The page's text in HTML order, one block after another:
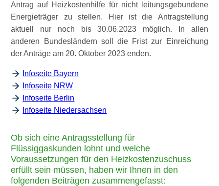
Antrag auf Heizkostenhilfe für nicht leitungsgebundene
Energieträger zu stellen. Hier ist die Antragstellung
aktuell nur noch bis 30.06.2023 möglich. In allen
anderen Bundesländern soll die Frist zur Einreichung
der Anträge am 20. Oktober 2023 enden.
Infoseite Bayern
Infoseite NRW
Infoseite Berlin
Infoseite Niedersachsen
Ob sich eine Antragsstellung für
Flüssiggaskunden lohnt und welche
Voraussetzungen für den Heizkostenzuschuss
erfüllt sein müssen, haben wir Ihnen in den
folgenden Beiträgen zusammengefasst: